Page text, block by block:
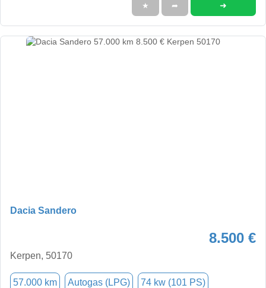
★ ➦ ➜
Dacia Sandero
8.500 €
Kerpen, 50170
57.000 km Autogas (LPG) 74 kw (101 PS)